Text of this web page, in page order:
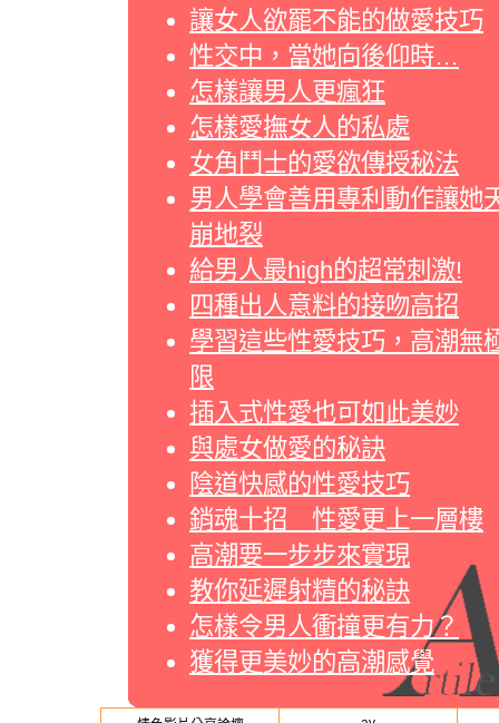
讓女人欲罷不能的做愛技巧
性交中，當她向後仰時…
怎樣讓男人更瘋狂
怎樣愛撫女人的私處
女角鬥士的愛欲傳授秘法
男人學會善用專利動作讓她
崩地裂
給男人最high的超常刺激!
四種出人意料的接吻高招
學習這些性愛技巧，高潮無
限
插入式性愛也可如此美妙
與處女做愛的秘訣
陰道快感的性愛技巧
銷魂十招 性愛更上一層樓
高潮要一步步來實現
教你延遲射精的秘訣
怎樣令男人衝撞更有力？
獲得更美妙的高潮感覺